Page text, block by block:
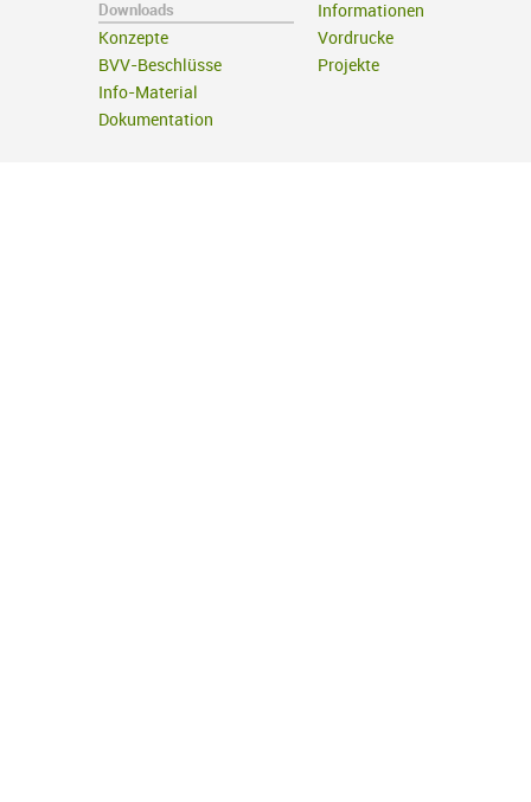
Downloads
Konzepte
BVV-Beschlüsse
Info-Material
Dokumentation
Informationen
Vordrucke
Projekte